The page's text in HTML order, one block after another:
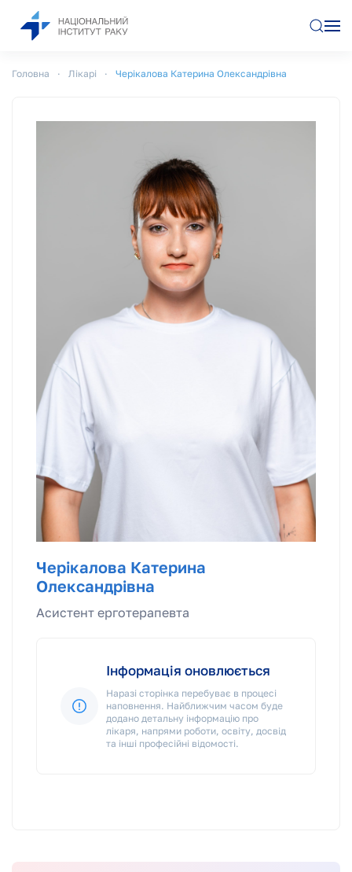
Головна Лікарі Черікалова Катерина Олександрівна
Черікалова Катерина
Олександрівна
Асистент ерготерапевта
Інформація оновлюється
Наразі сторінка перебуває в процесі
наповнення. Найближчим часом буде
додано детальну інформацію про
лікаря, напрями роботи, освіту, досвід
та інші професійні відомості.